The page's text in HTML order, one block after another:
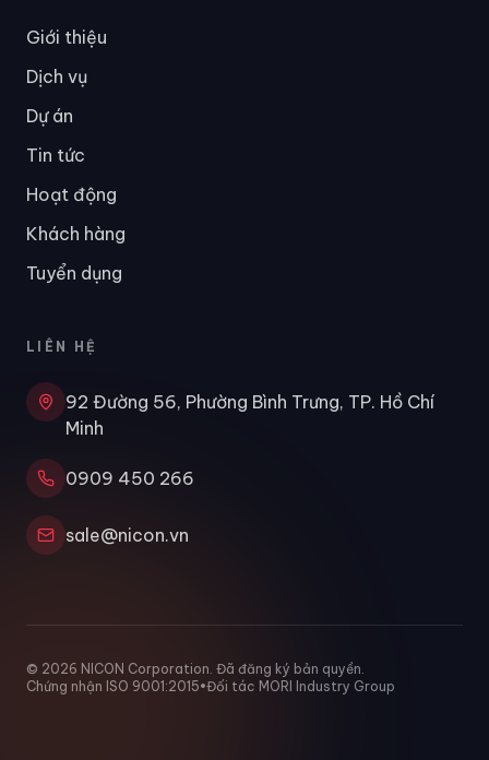
Giới thiệu
Dịch vụ
Dự án
Tin tức
Hoạt động
Khách hàng
Tuyển dụng
LIÊN HỆ
92 Đường 56, Phường Bình Trưng, TP. Hồ Chí
Minh
0909 450 266
sale@nicon.vn
© 2026 NICON Corporation. Đã đăng ký bản quyền.
Chứng nhận ISO 9001:2015•Đối tác MORI Industry Group